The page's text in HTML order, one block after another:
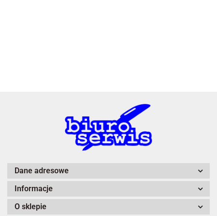
A4 Tech
Dane adresowe
Informacje
O sklepie